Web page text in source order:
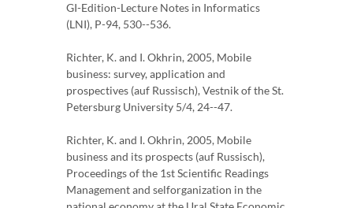
GI-Edition-Lecture Notes in Informatics
(LNI), P-94, 530--536.
Richter, K. and I. Okhrin, 2005, Mobile
business: survey, application and
prospectives (auf Russisch), Vestnik of the St.
Petersburg University 5/4, 24--47.
Richter, K. and I. Okhrin, 2005, Mobile
business and its prospects (auf Russisch),
Proceedings of the 1st Scientific Readings
Management and selforganization in the